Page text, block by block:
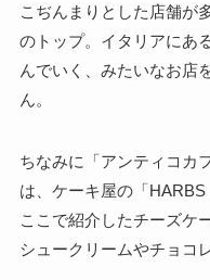
こぢんまりとした店舗が
のトップ。イタリアにあ
んでいく、みたいなお店
ん。
ちなみに「アンティコカ
は、ケーキ屋の「HARBS
ここで紹介したチーズケ
シュークリームやチョコ